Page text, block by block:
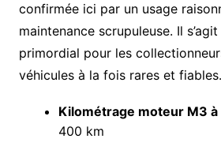
confirmée ici par un usage
maintenance scrupuleuse. Il
primordial pour les
véhicules à la fois rares et fiables.
Kilométrage moteur M3 à
400 km